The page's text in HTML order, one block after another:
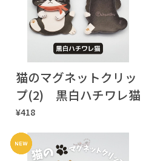
猫のマグネットクリッ
プ(2) 黒白ハチワレ猫
¥418